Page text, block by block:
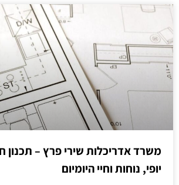
משרד אדריכלות שירי פרץ – תכנון
יופי, נוחות וחיי היומיום